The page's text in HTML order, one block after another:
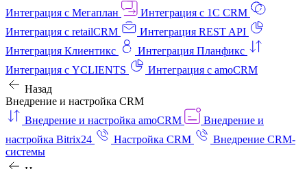
Интеграция с Мегаплан
Интеграция с 1C CRM
Интеграция с retailCRM
Интеграция REST API
Интеграция Клиентикс
Интеграция Планфикс
Интеграция с YCLIENTS
Интеграция с amoCRM
Назад
Внедрение и настройка CRM
Внедрение и настройка amoCRM
Внедрение и
настройка Bitrix24
Настройка CRM
Внедрение CRM-
системы